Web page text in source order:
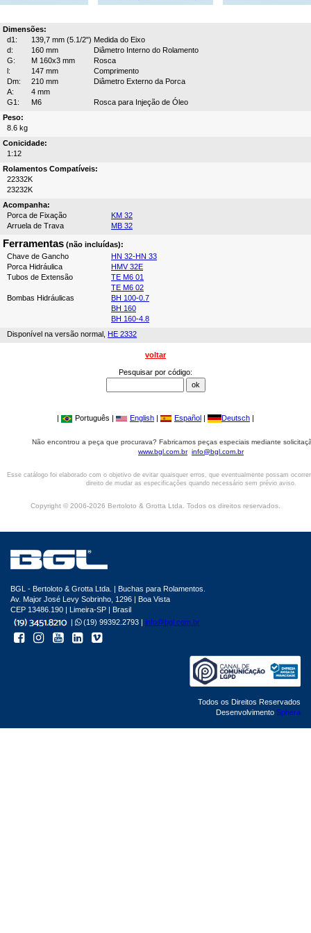
Dimensões:
d1:
139,7 mm (5.1/2") Medida do Eixo
d:
160 mm
Diâmetro Interno do Rolamento
G:
M 160x3 mm
Rosca
l:
147 mm
Comprimento
Dm:
210 mm
Diâmetro Externo da Porca
A:
4 mm
G1:
M6
Rosca para Injeção de Óleo
Peso:
8.6 kg
Conicidade:
1:12
Rolamentos Compatíveis:
22332K
23232K
Acompanha:
Porca de Fixação
KM 32
Arruela de Trava
MB 32
Ferramentas (não incluídas):
Chave de Gancho
HN 32-HN 33
Porca Hidráulica
HMV 32E
Tubos de Extensão
TE M6 01
TE M6 02
Bombas Hidráulicas
BH 100-0.7
BH 160
BH 160-4.8
Disponível na versão normal, HE 2332
voltar
Pesquisar por código:
| Português | English | Español | Deutsch |
Não encontrou a peça que procurava? Fabricamos peças especiais mediante
www.bgl.com.br info@bgl.com.br
Esse catálogo foi elaborado com o objetivo de evitar quaisquer erros, que eventualmente possam
direito de mudar as especificações quando necessário sem prévio aviso.
Copyright © 2006-2026 Bertoloto & Grotta Ltda. Todos os direitos reservados.
BGL - Bertoloto & Grotta Ltda. | Buchas para Rolamentos.
Av. Major José Levy Sobrinho, 1296 | Boa Vista
CEP 13486.190 | Limeira-SP | Brasil
|
(19) 99392.2793 | info@bgl.com.br
Todos os Direitos Reservados
Desenvolvimento Sphera